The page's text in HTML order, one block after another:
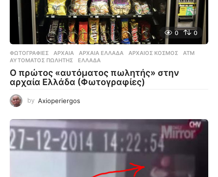
0 0
ΦΩΤΟΓΡΑΦΊΕΣ ΑΡΧΑΊΑ ,ΑΡΧΑΊΑ ΕΛΛΆΔΑ ,ΑΡΧΑΊΟΣ ΚΌΣΜΟΣ ,ΑΤΜ
ΑΥΤΌΜΑΤΟΣ ΠΩΛΗΤΉΣ
,ΕΛΛΆΔΑ
Ο πρώτος «αυτόματος πωλητής» στην
αρχαία Ελλάδα (Φωτογραφίες)
by Axioperiergos